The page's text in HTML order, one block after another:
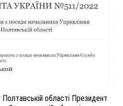
області Президент